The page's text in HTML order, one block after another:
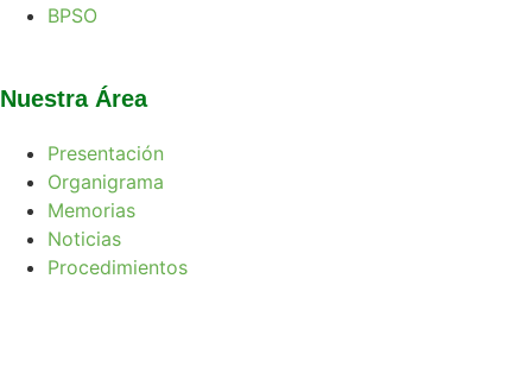
BPSO
Nuestra Área
Presentación
Organigrama
Memorias
Noticias
Procedimientos